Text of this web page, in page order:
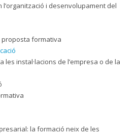
i desenvolupament del
proposta formativa
les instal·lacions de l’empresa o de la
la formació neix de les